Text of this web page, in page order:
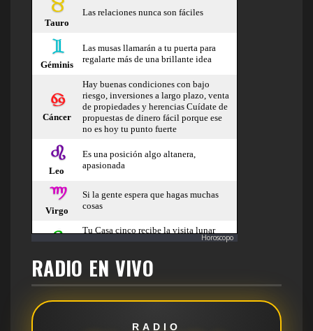
Horoscopo
RADIO EN VIVO
RADIO